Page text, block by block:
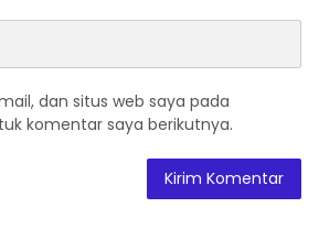
dan situs web saya pada
komentar saya berikutnya.